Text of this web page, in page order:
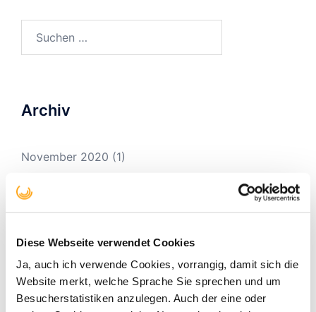
Diese Webseite verwendet Cookies
Ja, auch ich verwende Cookies, vorrangig, damit sich die
Website merkt, welche Sprache Sie sprechen und um
Besucherstatistiken anzulegen. Auch der eine oder
nach:
Archiv
November 2020 (1)
Februar 2019
Dezember 2018(4)
November 2018